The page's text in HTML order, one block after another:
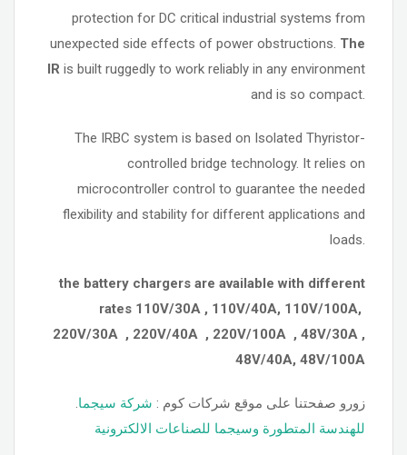
protection for DC critical industrial systems from
unexpected side effects of power obstructions. The
IR is built ruggedly to work reliably in any environment
and is so compact.
The IRBC system is based on Isolated Thyristor-
controlled bridge technology. It relies on
microcontroller control to guarantee the needed
flexibility and stability for different applications and
loads.
the battery chargers are available with different
rates 110V/30A , 110V/40A, 110V/100A,
220V/30A , 220V/40A , 220V/100A , 48V/30A ,
48V/40A, 48V/100A
.زورو صفحتنا على موقع شركات كوم : شركة سيجما
للهندسة المتطورة وسيجما للصناعات الالكترونية